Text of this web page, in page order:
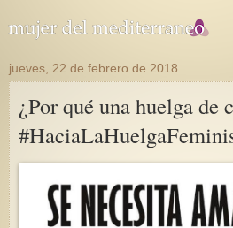
jueves, 22 de febrero de 2018
¿Por qué una huelga de